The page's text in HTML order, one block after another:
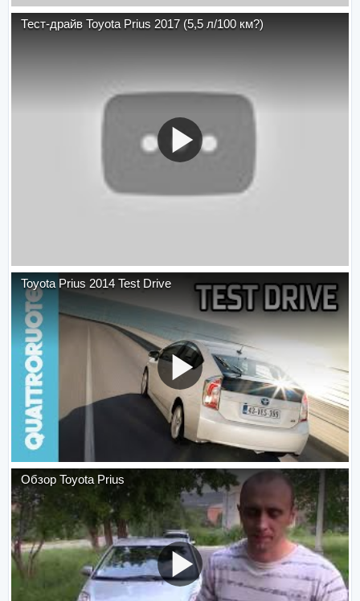
Тест-драйв Toyota Prius 2017 (5,5 л/100 км?)
Toyota Prius 2014 Test Drive
Обзор Toyota Prius